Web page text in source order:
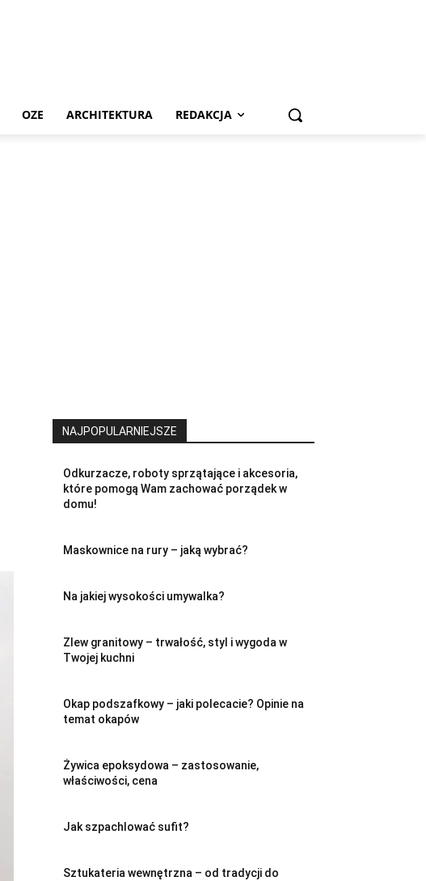
OZE ARCHITEKTURA REDAKCJA
NAJPOPULARNIEJSZE
Odkurzacze, roboty sprzątające i akcesoria,
które pomogą Wam zachować porządek w
domu!
Maskownice na rury – jaką wybrać?
Na jakiej wysokości umywalka?
Zlew granitowy – trwałość, styl i wygoda w
Twojej kuchni
Okap podszafkowy – jaki polecacie? Opinie na
temat okapów
Żywica epoksydowa – zastosowanie,
właściwości, cena
Jak szpachlować sufit?
Sztukateria wewnętrzna – od tradycji do